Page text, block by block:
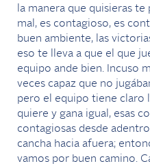
la manera que quisieras te
mal, es contagioso, es
buen ambiente, las
eso te lleva a que el que
equipo ande bien. Incuso
veces capaz que no
pero el equipo tiene claro
quiere y gana igual, esas
contagiosas desde
cancha hacia afuera;
vamos por buen camino.